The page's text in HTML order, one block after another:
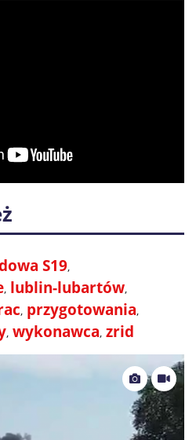
S19
lublin-lubartów
przygotowania
wykonawca zrid